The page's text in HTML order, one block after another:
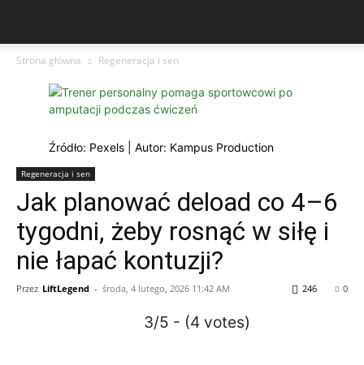
Strona główna Regeneracja i sen
Źródło: Pexels | Autor: Kampus Production
Regeneracja i sen
Jak planować deload co 4–6
tygodni, żeby rosnąć w siłę i
nie łapać kontuzji?
Przez LiftLegend - środa, 4 lutego, 2026 11:42 AM 0
246
3/5 - (4 votes)